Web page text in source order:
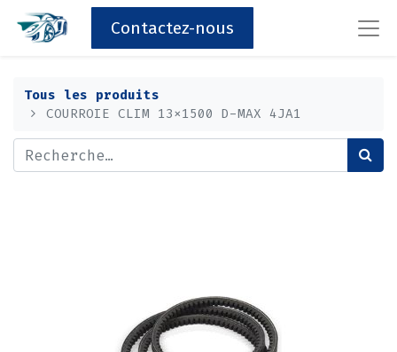
Contactez-nous
Tous les produits
COURROIE CLIM 13x1500 D-MAX 4JA1